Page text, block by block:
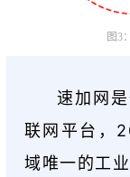
图3
速加网
联网平台，
域唯一的工